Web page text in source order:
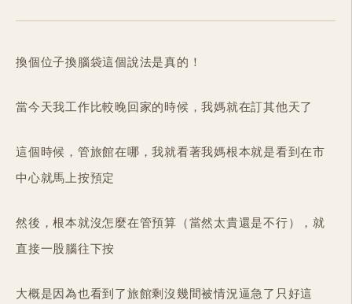
換個位子換腦袋這個說法是真的！
當今天我工作比較晚回家的時候，我媽就在訂其他天了
這個時候，管旅館在哪，我就看著我媽根本就是看到在市
中心就馬上按預定
然後，根本就沒怎麼在管預算（當然太貴還是不行），就
直接一股腦往下按
大概是因為也看到了旅館剩沒幾間被情況逼急了只好這